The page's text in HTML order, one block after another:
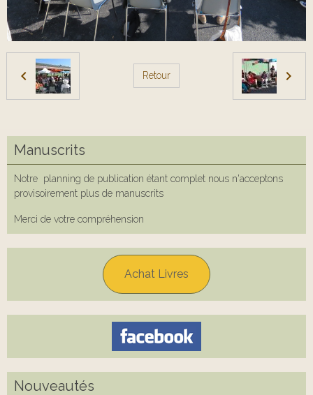
Retour
Manuscrits
Notre planning de publication étant complet nous n'acceptons
provisoirement plus de manuscrits
Merci de votre compréhension
Achat Livres
Nouveautés